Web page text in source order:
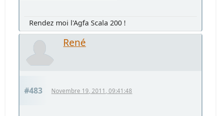
Rendez moi l'Agfa Scala 200 !
René
#483 Novembre 19, 2011, 09:41:48